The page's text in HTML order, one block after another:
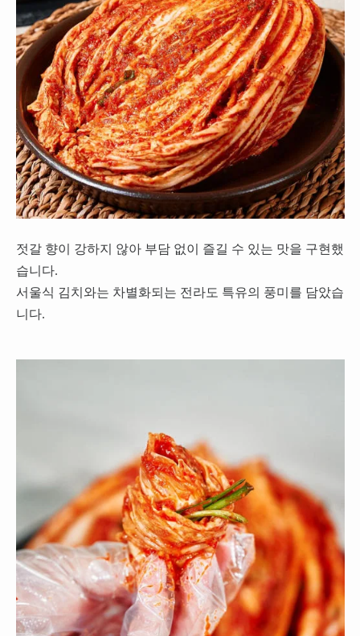
젓갈 향이 강하지 않아 부담 없이 즐길 수 있는 맛을 구현했
습니다.
서울식 김치와는 차별화되는 전라도 특유의 풍미를 담았습
니다.